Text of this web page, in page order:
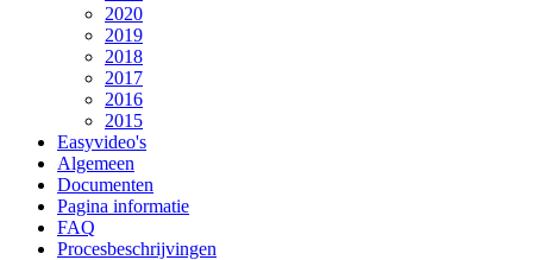
2020
2019
2018
2017
2016
2015
Easyvideo's
Algemeen
Documenten
Pagina informatie
FAQ
Procesbeschrijvingen